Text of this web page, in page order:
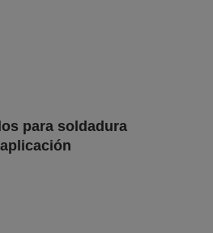
para soldadura